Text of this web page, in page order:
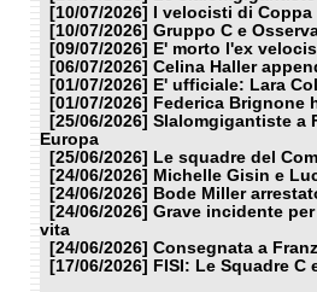
[10/07/2026]
I velocisti di
[10/07/2026] Gruppo C e
[09/07/2026]
E' morto l'ex
[06/07/2026] Celina Haller
[01/07/2026]
E' ufficiale: Lara
[01/07/2026]
Federica Brignone
[25/06/2026] Slalomgigantiste a
Europa
[25/06/2026]
Le squadre del
[24/06/2026] Michelle Gisin e
[24/06/2026]
Bode Miller
[24/06/2026] Grave incidente
vita
[24/06/2026] Consegnata a
[17/06/2026]
FISI: Le Squadre C